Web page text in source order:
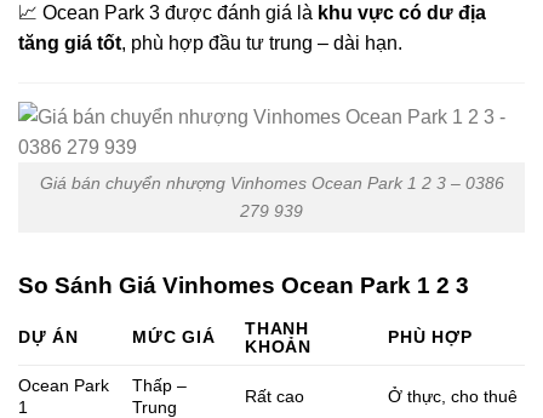
📈 Ocean Park 3 được đánh giá là khu vực có dư địa
tăng giá tốt, phù hợp đầu tư trung – dài hạn.
Giá bán chuyển nhượng Vinhomes Ocean Park 1 2 3 – 0386
279 939
So Sánh Giá Vinhomes Ocean Park 1 2 3
DỰ ÁN MỨC GIÁ
THANH
KHOẢN
PHÙ HỢP
Ocean Park
1
Thấp –
Trung
Rất cao Ở thực, cho thuê